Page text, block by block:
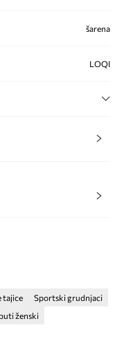
šarena
LOQI
tajice
Sportski grudnjaci
ženski